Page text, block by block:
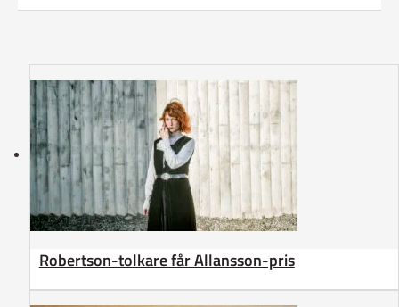
Robertson-tolkare får Allansson-pris